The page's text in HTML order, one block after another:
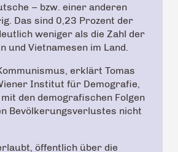
– bzw. einer anderen
Das sind 0,23 Prozent der
weniger als die Zahl der
und Vietnamesen im Land.
erklärt Tomas
Institut für Demografie,
den demografischen Folgen
Bevölkerungsverlustes nicht
öffentlich über die